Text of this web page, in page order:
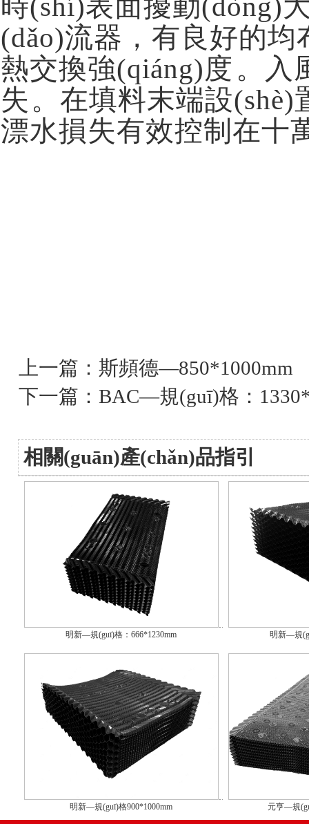
時(shí)表面擾動(dòng)
(dǎo)流器，有良好的均
熱交換強(qiáng)度
失。在填料末端設(shè)
漂水損失有效控制在十
上一篇： 斯頻德—850*1000mm
下一篇： BAC—規(guī)格：
相關(guān)產(chǎn)品指引
明新—規(guī)格：666*1230mm 明新—規
明新—規(guī)格900*1000mm 元亨—規